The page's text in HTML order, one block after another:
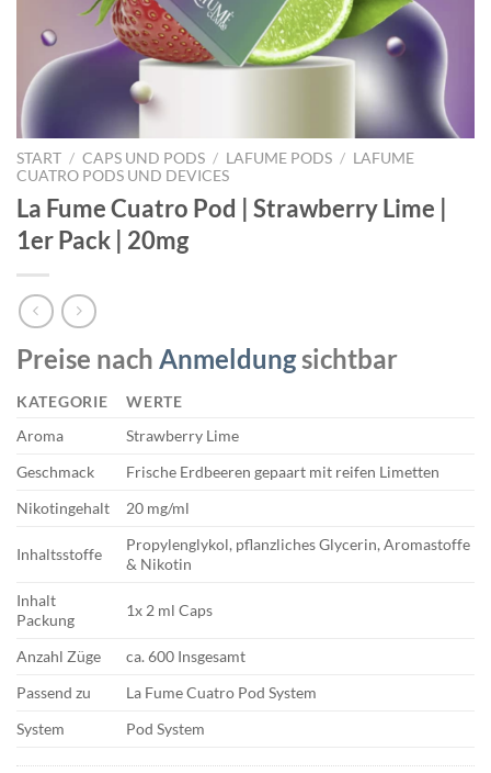
START / CAPS UND PODS / LAFUME PODS / LAFUME
CUATRO PODS UND DEVICES
La Fume Cuatro Pod | Strawberry Lime |
1er Pack | 20mg
Preise nach Anmeldungsichtbar
KATEGORIE
WERTE
Aroma
Strawberry Lime
Geschmack
Frische Erdbeeren gepaart mit reifen Limetten
Nikotingehalt
20 mg/ml
Inhaltsstoffe
Propylenglykol, pflanzliches Glycerin, Aromastoffe
& Nikotin
Inhalt
Packung
1x 2 ml Caps
Anzahl Züge
ca. 600 Insgesamt
Passend zu
La Fume Cuatro Pod System
System
Pod System